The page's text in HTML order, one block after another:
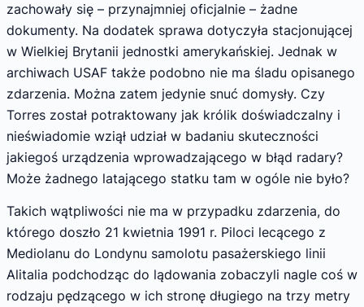
zachowały się – przynajmniej oficjalnie – żadne
dokumenty. Na dodatek sprawa dotyczyła stacjonującej
w Wielkiej Brytanii jednostki amerykańskiej. Jednak w
archiwach USAF także podobno nie ma śladu opisanego
zdarzenia. Można zatem jedynie snuć domysły. Czy
Torres został potraktowany jak królik doświadczalny i
nieświadomie wziął udział w badaniu skuteczności
jakiegoś urządzenia wprowadzającego w błąd radary?
Może żadnego latającego statku tam w ogóle nie było?
Takich wątpliwości nie ma w przypadku zdarzenia, do
którego doszło 21 kwietnia 1991 r. Piloci lecącego z
Mediolanu do Londynu samolotu pasażerskiego linii
Alitalia podchodząc do lądowania zobaczyli nagle coś w
rodzaju pędzącego w ich stronę długiego na trzy metry